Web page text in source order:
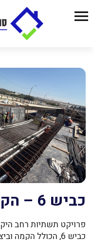
כביש 6 – הקמת גשר יצוק
פרויקט תשתיות רחב
כביש 6, הכולל